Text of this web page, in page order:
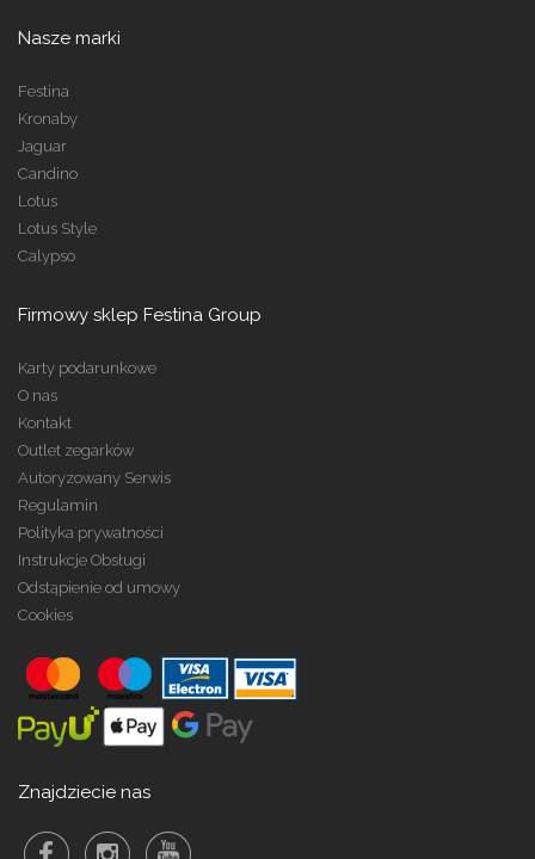
Nasze marki
Festina
Kronaby
Jaguar
Candino
Lotus
Lotus Style
Calypso
Firmowy sklep Festina Group
Karty podarunkowe
O nas
Kontakt
Outlet zegarków
Autoryzowany Serwis
Regulamin
Polityka prywatności
Instrukcje Obsługi
Odstąpienie od umowy
Cookies
Znajdziecie nas